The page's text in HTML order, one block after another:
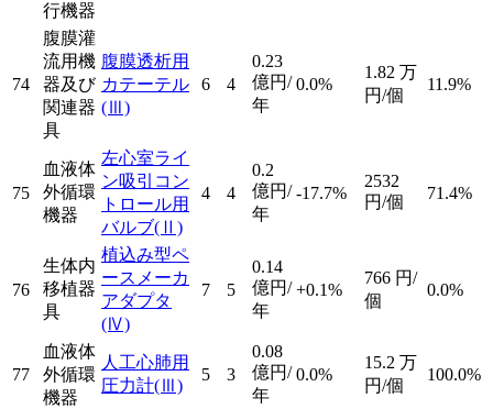
行機器
74
腹膜灌
流用機
器及び
関連器
具
腹膜透析用
カテーテル
(Ⅲ)
6 4
0.23
億円/
年
0.0%
1.82 万
円/個
11.9%
75
血液体
外循環
機器
左心室ライ
ン吸引コン
トロール用
バルブ(Ⅱ)
4 4
0.2
億円/
年
-17.7%
2532
円/個
71.4%
76
生体内
移植器
具
植込み型ペ
ースメーカ
アダプタ
(Ⅳ)
7 5
0.14
億円/
年
+0.1%
766 円/
個
0.0%
77
血液体
外循環
機器
人工心肺用
圧力計(Ⅲ)
5 3
0.08
億円/
年
0.0%
15.2 万
円/個
100.0%